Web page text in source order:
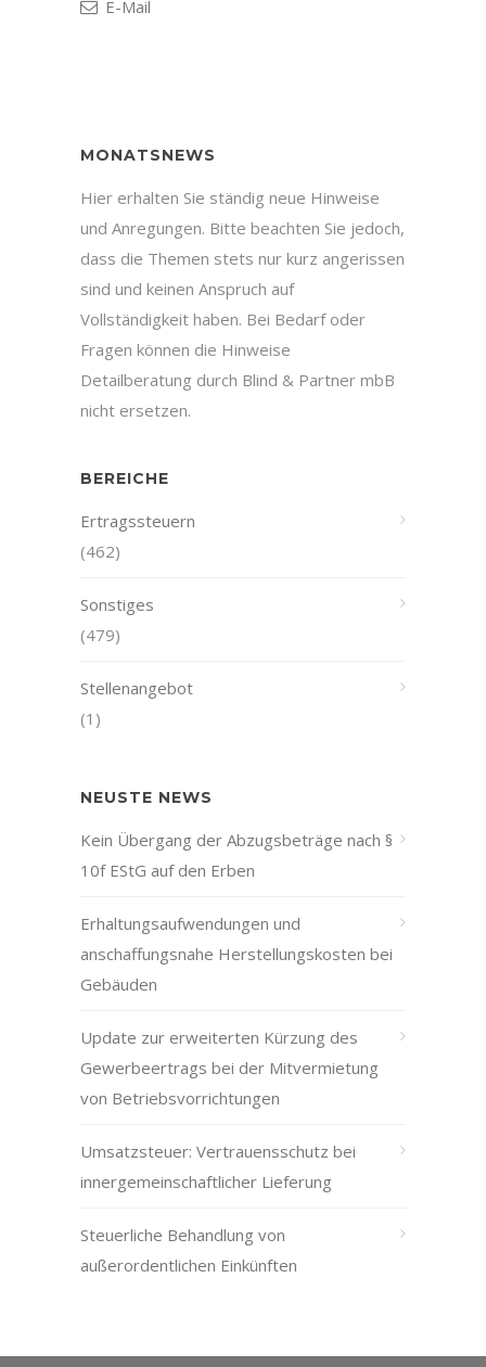
E-Mail
MONATSNEWS
Hier erhalten Sie ständig neue Hinweise
und Anregungen. Bitte beachten Sie jedoch,
dass die Themen stets nur kurz angerissen
sind und keinen Anspruch auf
Vollständigkeit haben. Bei Bedarf oder
Fragen können die Hinweise
Detailberatung durch Blind & Partner mbB
nicht ersetzen.
BEREICHE
Ertragssteuern
(462)
Sonstiges
(479)
Stellenangebot
(1)
NEUSTE NEWS
Kein Übergang der Abzugsbeträge nach §
10f EStG auf den Erben
Erhaltungsaufwendungen und
anschaffungsnahe Herstellungskosten bei
Gebäuden
Update zur erweiterten Kürzung des
Gewerbeertrags bei der Mitvermietung
von Betriebsvorrichtungen
Umsatzsteuer: Vertrauensschutz bei
innergemeinschaftlicher Lieferung
Steuerliche Behandlung von
außerordentlichen Einkünften